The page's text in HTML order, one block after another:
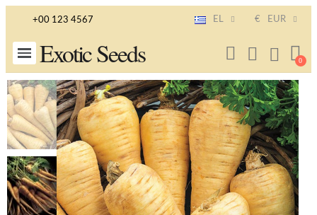
+00 123 4567 EL € EUR
Exotic Seeds